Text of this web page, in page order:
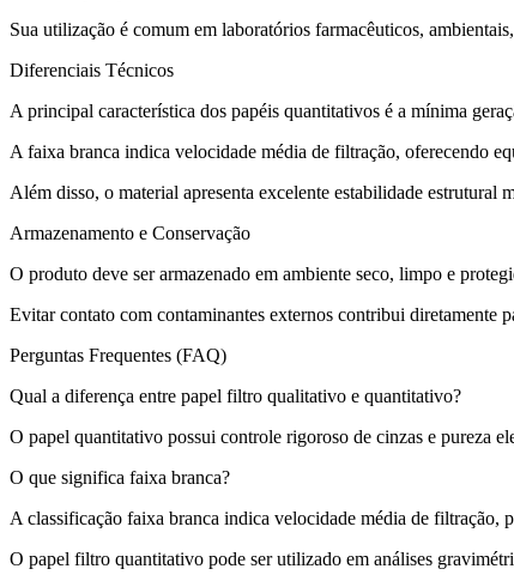
Sua utilização é comum em laboratórios farmacêuticos,
Diferenciais Técnicos
A principal característica dos papéis quantitativos é a mínima
A faixa branca indica velocidade média de filtração, oferecendo
Além disso, o material apresenta excelente estabilidade
Armazenamento e Conservação
O produto deve ser armazenado em ambiente seco, limpo e
Evitar contato com contaminantes externos contribui diretamente
Perguntas Frequentes (FAQ)
Qual a diferença entre papel filtro qualitativo e quantitativo?
O papel quantitativo possui controle rigoroso de cinzas e pureza
O que significa faixa branca?
A classificação faixa branca indica velocidade média de filtração,
O papel filtro quantitativo pode ser utilizado em análises